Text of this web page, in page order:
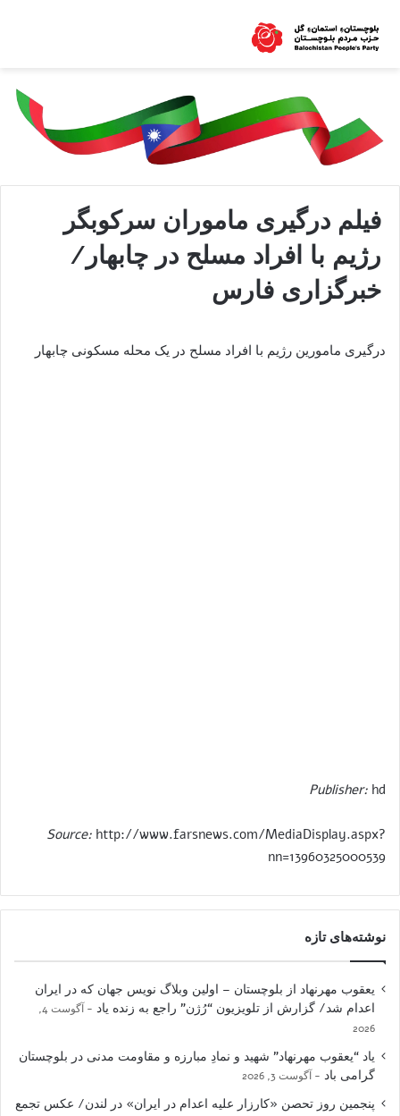
فیلم درگیری ماموران سرکوبگر
رژیم با افراد مسلح در چابهار/
خبرگزاری فارس
درگیری مامورین رژیم با افراد مسلح در یک محله مسکونی چابهار
Publisher: hd
Source: http://www.farsnews.com/MediaDisplay.aspx?
nn=13960325000539
نوشته‌های تازه
یعقوب مهرنهاد از بلوچستان – اولین وبلاگ نویس جهان که در ایران
اعدام شد/ گزارش از تلویزیون “رُژن” راجع به زنده یاد
آگوست 4,
2026
یاد “یعقوب مهرنهاد” شهید و نمادِ مبارزه و مقاومت مدنی در بلوچستان
گرامی باد
آگوست 3, 2026
پنجمین روز تحصن «کارزار علیه اعدام در ایران» در لندن/ عکس تجمع